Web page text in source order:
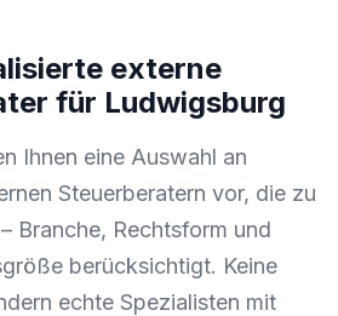
externe
für Ludwigsburg
Ihnen eine Auswahl an
Steuerberatern vor, die zu
Branche, Rechtsform und
berücksichtigt. Keine
echte Spezialisten mit